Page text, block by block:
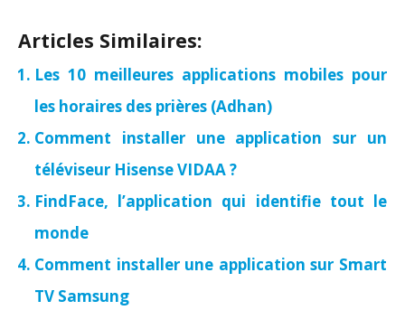
Articles Similaires:
Les 10 meilleures applications mobiles pour
les horaires des prières (Adhan)
Comment installer une application sur un
téléviseur Hisense VIDAA ?
FindFace, l’application qui identifie tout le
monde
Comment installer une application sur Smart
TV Samsung